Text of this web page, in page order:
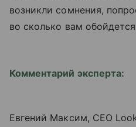
возникли сомнения,
во сколько вам
Комментарий эксперта:
Евгений Максим, CEO